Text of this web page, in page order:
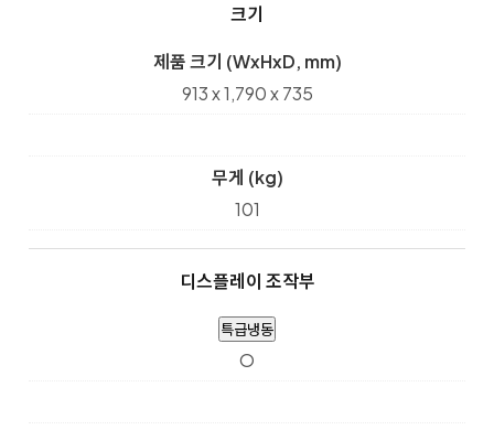
크기
제품 크기 (WxHxD, mm)
913 x 1,790 x 735
무게 (kg)
101
디스플레이 조작부
특급냉동
O